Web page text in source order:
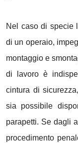
Nel caso di specie
di un operaio,
montaggio e
di lavoro è
cintura di
sia possibile
parapetti. Se dagli
procedimento